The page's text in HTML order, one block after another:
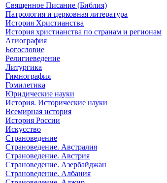
Священное Писание (Библия)
Патрология и церковная литература
История Христианства
История христианства по странам и регионам
Агиография
Богословие
Религиеведение
Литургика
Гимнография
Гомилетика
Юридические науки
История. Исторические науки
Всемирная история
История России
Искусство
Страноведение
Страноведение. Австралия
Страноведение. Австрия
Страноведение. Азербайджан
Страноведение. Албания